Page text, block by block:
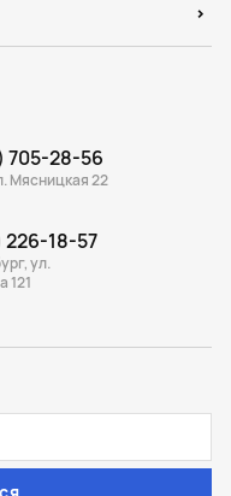
705-28-56
Мясницкая 22
226-18-57
ул.
121